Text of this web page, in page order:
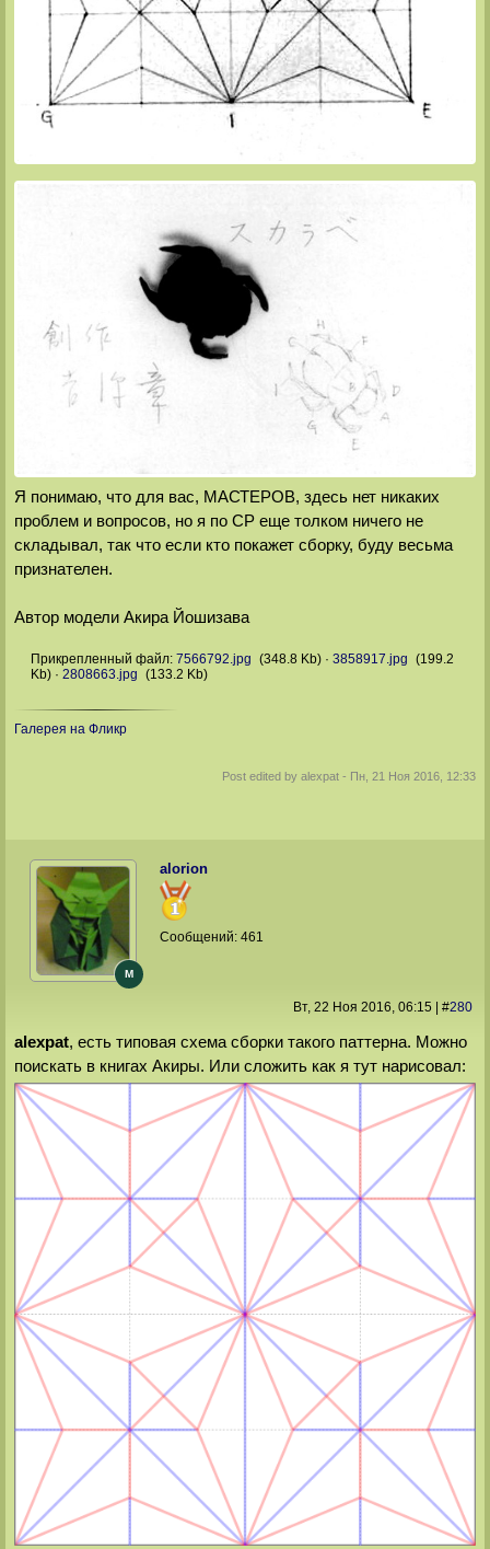
Я понимаю, что для вас, МАСТЕРОВ, здесь нет никаких
проблем и вопросов, но я по CP еще толком ничего не
складывал, так что если кто покажет сборку, буду весьма
признателен.
Автор модели Акира Йошизава
Прикрепленный файл: 7566792.jpg (348.8 Kb) · 3858917.jpg (199.2
Kb) · 2808663.jpg (133.2 Kb)
Галерея на Фликр
Post edited byalexpat - Пн, 21 Ноя 2016, 12:33
alorion
M
Сообщений:461
Вт, 22 Ноя 2016, 06:15 #280
alexpat, есть типовая схема сборки такого паттерна. Можно
поискать в книгах Акиры. Или сложить как я тут нарисовал: